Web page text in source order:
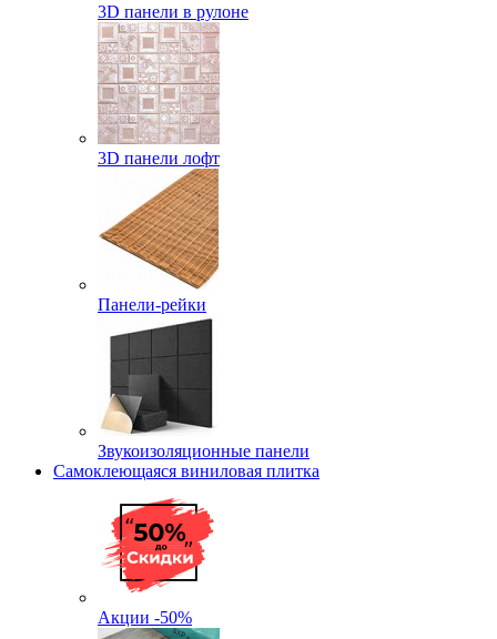
3D панели в рулоне
3D панели лофт
Панели-рейки
Звукоизоляционные панели
Самоклеющаяся виниловая плитка
Акции -50%